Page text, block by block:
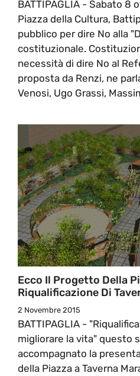
BATTIPAGLIA - Sabato 8
Piazza della Cultura,
pubblico per dire No alla
costituzionale.
necessità di dire No al
proposta da Renzi, ne
Venosi, Ugo Grassi,
Ecco Il Progetto Della
Riqualificazione Di
2 Novembre 2015
BATTIPAGLIA -
migliorare la vita" questo
accompagnato la
della Piazza a Taverna